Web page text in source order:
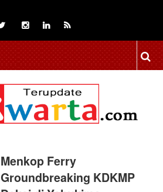
Menkop Ferry
Groundbreaking KDKMP